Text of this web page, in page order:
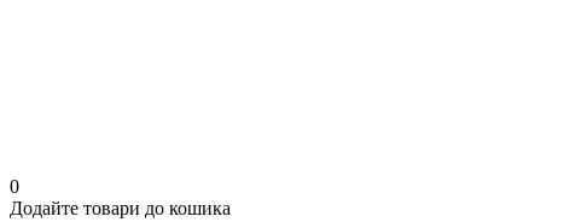
0
Додайте товари до кошика